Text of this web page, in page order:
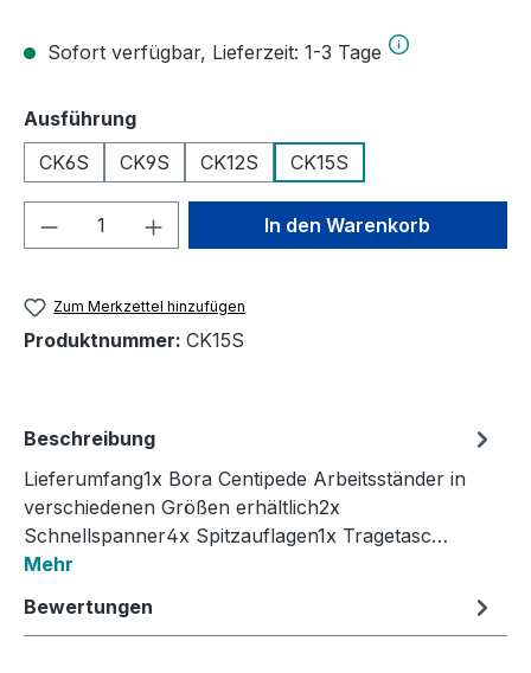
Sofort verfügbar, Lieferzeit: 1-3 Tage
Ausführungauswählen
CK6S
CK9S CK12S CK15S
Produkt Anzahl: Gib denIn den Warenkorb
Zum Merkzettel hinzufügen
Produktnummer: CK15S
Beschreibung
Lieferumfang1x Bora Centipede Arbeitsständer in
verschiedenen Größen erhältlich2x
Schnellspanner4x Spitzauflagen1x Tragetasc…
Mehr
Bewertungen